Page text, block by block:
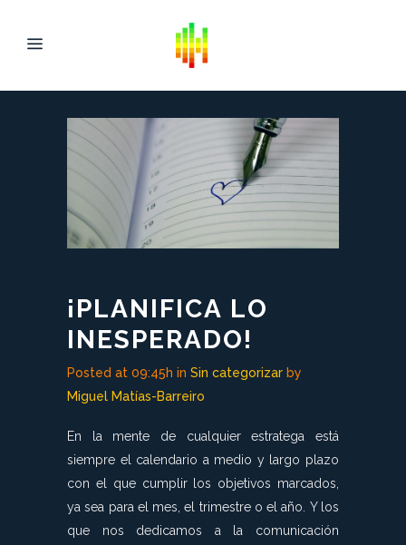
¡PLANIFICA LO
INESPERADO!
Posted at 09:45h in Sin categorizar by
Miguel Matías-Barreiro
En la mente de cualquier estratega está
siempre el calendario a medio y largo plazo
con el que cumplir los objetivos marcados,
ya sea para el mes, el trimestre o el año. Y los
que nos dedicamos a la comunicación